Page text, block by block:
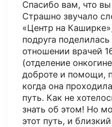
Спасибо вам, что вы
Страшно звучало
«Центр на
подруга
отношении врачей
(отделение
доброте и помощи,
когда она
путь. Как не
знать об этом! Но
этот путь, и